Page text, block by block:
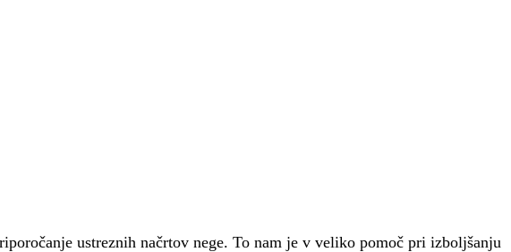
ustreznih načrtov nege. To nam je v veliko pomoč pri izboljšanju